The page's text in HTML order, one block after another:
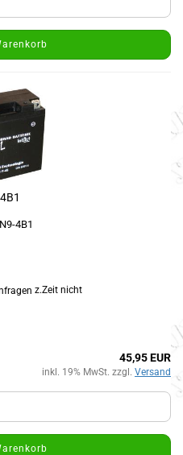
4B1
z.Zeit nicht
45,95 EUR
inkl. 19% MwSt. zzgl. Versand